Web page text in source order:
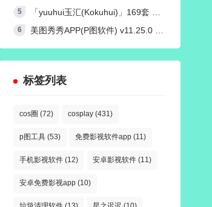
「yuuhui玉汇(Kokuhui)」169套 COS作品写真合集[持续更新],燃尽魅力的Coser之旅
美图秀秀APP(P图软件) v11.25.0 去广告永久VIP解锁版
标签列表
cos圈 (72) cosplay (431)
p图工具 (53) 免费影视软件app (11)
手机影视软件 (12) 安卓影视软件 (11)
安卓免费影视app (10)